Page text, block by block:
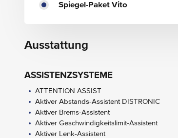
Spiegel-Paket Vito
Ausstattung
ASSISTENZSYSTEME
ATTENTION ASSIST
Aktiver Abstands-Assistent DISTRONIC
Aktiver Brems-Assistent
Aktiver Geschwindigkeitslimit-Assistent
Aktiver Lenk-Assistent